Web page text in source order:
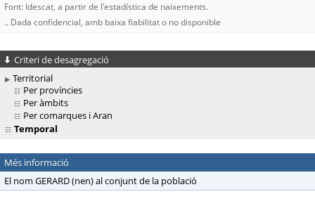
Font: Idescat, a partir de l'estadística de naixements.
.. Dada confidencial, amb baixa fiabilitat o no disponible
Criteri de desagregació
Territorial
Per províncies
Per àmbits
Per comarques i Aran
Temporal
Més informació
El nom GERARD (nen) al conjunt de la població